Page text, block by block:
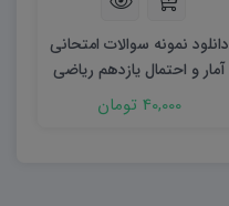
دانلود نمونه سوالات امتحانی
آمار و احتمال یازدهم ریاضی
40,000 تومان